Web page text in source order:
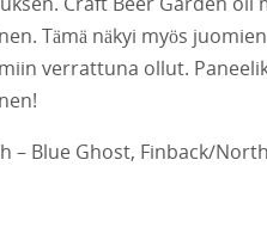
Tämä näkyi myös
verrattuna ollut.
– Blue Ghost, Finback/